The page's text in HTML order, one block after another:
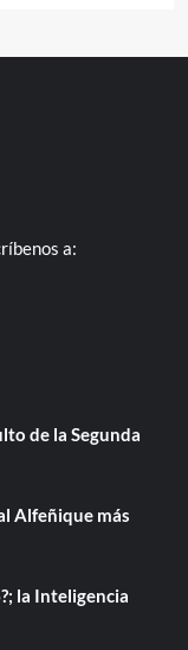
a:
de la Segunda
Alfeñique más
la Inteligencia